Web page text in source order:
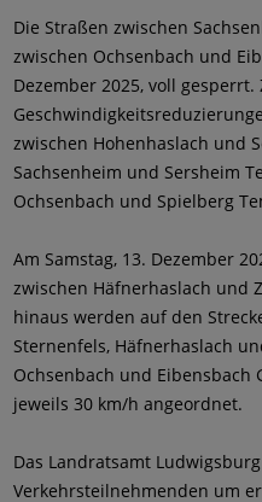
Die Straßen zwischen
zwischen Ochsenbach und
Dezember 2025, voll
zwischen Hohenhaslach und
Sachsenheim und Sersheim
Ochsenbach und Spielberg
Am Samstag, 13. Dezember
zwischen Häfnerhaslach und
hinaus werden auf den
Sternenfels, Häfnerhaslach
Ochsenbach und Eibensbach
jeweils 30 km/h angeordnet.
Das Landratsamt
Verkehrsteilnehmenden um